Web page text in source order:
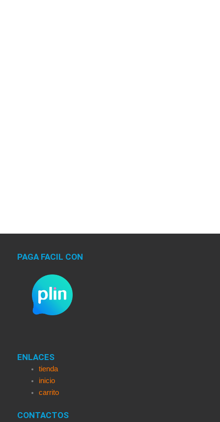
PAGA FACIL CON
ENLACES
tienda
inicio
carrito
CONTACTOS